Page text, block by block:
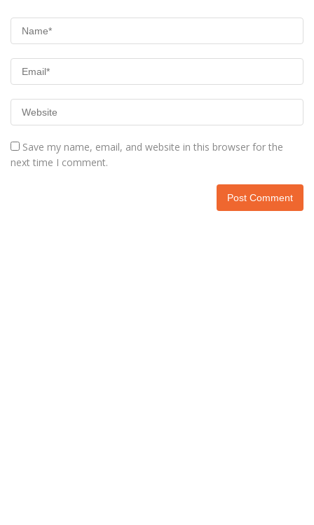
Save my name, email, and website in this browser for the
next time I comment.